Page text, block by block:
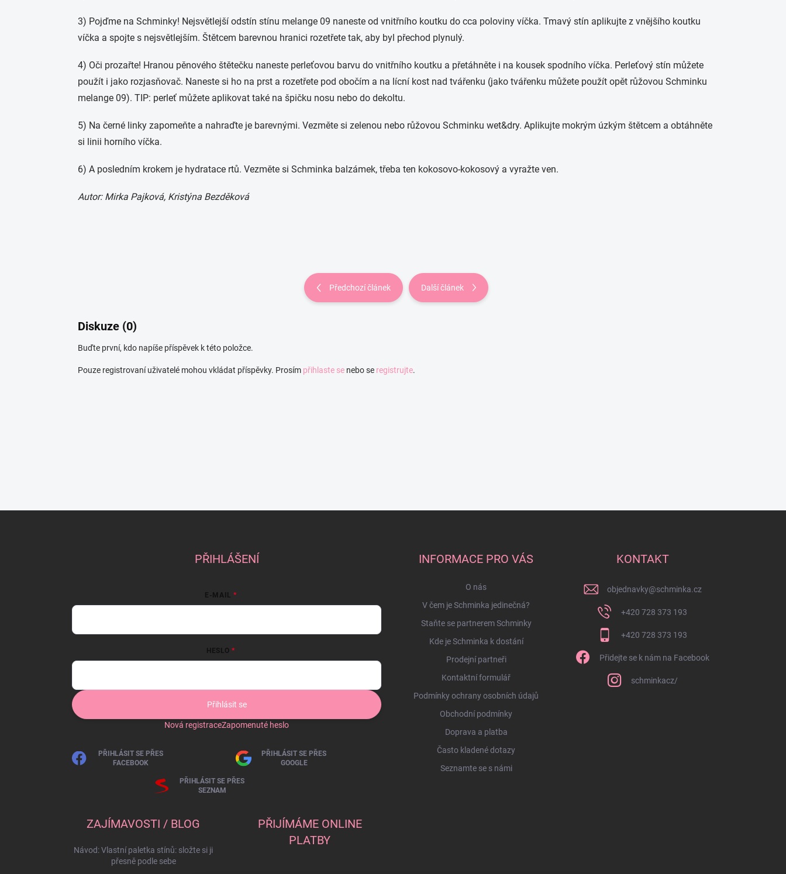
3) Pojďme na Schminky! Nejsvětlejší odstín stínu melange 09 naneste od vnitřního koutku do cca poloviny víčka. Tmavý stín aplikujte z vnějšího koutku
víčka a spojte s nejsvětlejším. Štětcem barevnou hranici rozetřete tak, aby byl přechod plynulý.
4) Oči prozařte! Hranou pěnového štětečku naneste perleťovou barvu do vnitřního koutku a přetáhněte i na kousek spodního víčka. Perleťový stín můžete
použít i jako rozjasňovač. Naneste si ho na prst a rozetřete pod obočím a na lícní kost nad tvářenku (jako tvářenku můžete použít opět růžovou Schminku
melange 09). TIP: perleť můžete aplikovat také na špičku nosu nebo do dekoltu.
5) Na černé linky zapomeňte a nahraďte je barevnými. Vezměte si zelenou nebo růžovou Schminku wet&dry. Aplikujte mokrým úzkým štětcem a obtáhněte
si linii horního víčka.
6) A posledním krokem je hydratace rtů. Vezměte si Schminka balzámek, třeba ten kokosovo-kokosový a vyražte ven.
Autor: Mirka Pajková, Kristýna Bezděková
Předchozí článek Další článek
Diskuze (0)
Buďte první, kdo napíše příspěvek k této položce.
Pouze registrovaní uživatelé mohou vkládat příspěvky. Prosím přihlaste se nebo se registrujte.
PŘIHLÁŠENÍ
E-MAIL
HESLO
Přihlásit se
Nová registraceZapomenuté heslo
PŘIHLÁSIT SE PŘES
FACEBOOK
PŘIHLÁSIT SE PŘES
GOOGLE
PŘIHLÁSIT SE PŘES
SEZNAM
INFORMACE PRO VÁS
O nás
V čem je Schminka jedinečná?
Staňte se partnerem Schminky
Kde je Schminka k dostání
Prodejní partneři
Kontaktní formulář
Podmínky ochrany osobních údajů
Obchodní podmínky
Doprava a platba
Často kladené dotazy
Seznamte se s námi
KONTAKT
objednavky@schminka.cz
+420 728 373 193
+420 728 373 193
Přidejte se k nám na Facebook
schminkacz/
ZAJÍMAVOSTI / BLOG
Návod: Vlastní paletka stínů: složte si ji
přesně podle sebe
PŘIJÍMÁME ONLINE
PLATBY